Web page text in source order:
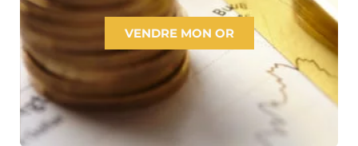
VENDRE MON OR